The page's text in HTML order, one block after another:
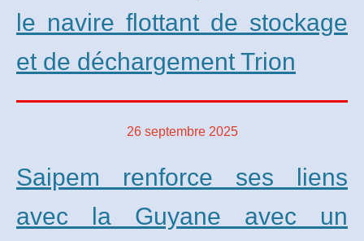
le navire flottant de stockage
et de déchargement Trion
26 septembre 2025
Saipem renforce ses liens
avec la Guyane avec un